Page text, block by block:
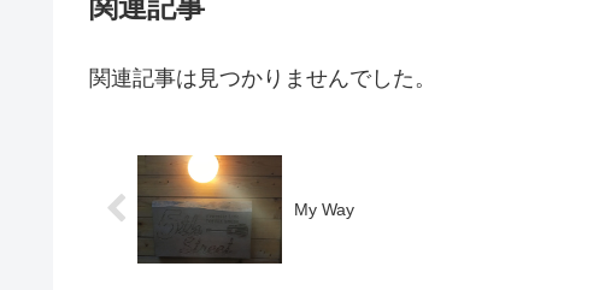
関連記事
関連記事は見つかりませんでした。
My Way